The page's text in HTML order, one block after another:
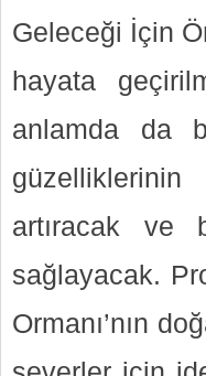
Geleceği İçin
hayata
anlamda da
artıracak ve
sağlayacak.
Ormanı’nın